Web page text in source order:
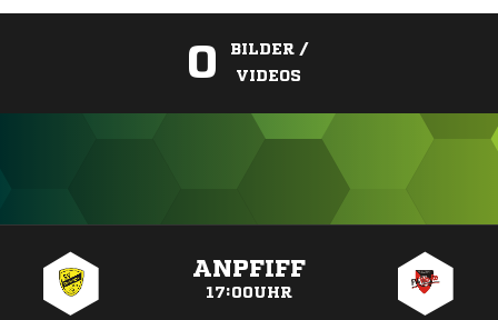
0
BILDER /
VIDEOS
ANPFIFF
17:00UHR